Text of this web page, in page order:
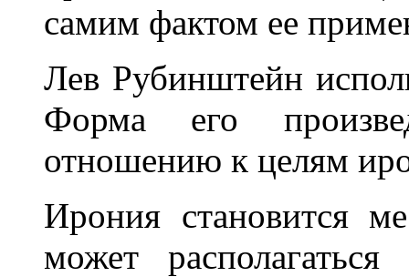
самим фактом ее
Лев Рубинштейн
Форма его
отношению к целям
Ирония становится
может